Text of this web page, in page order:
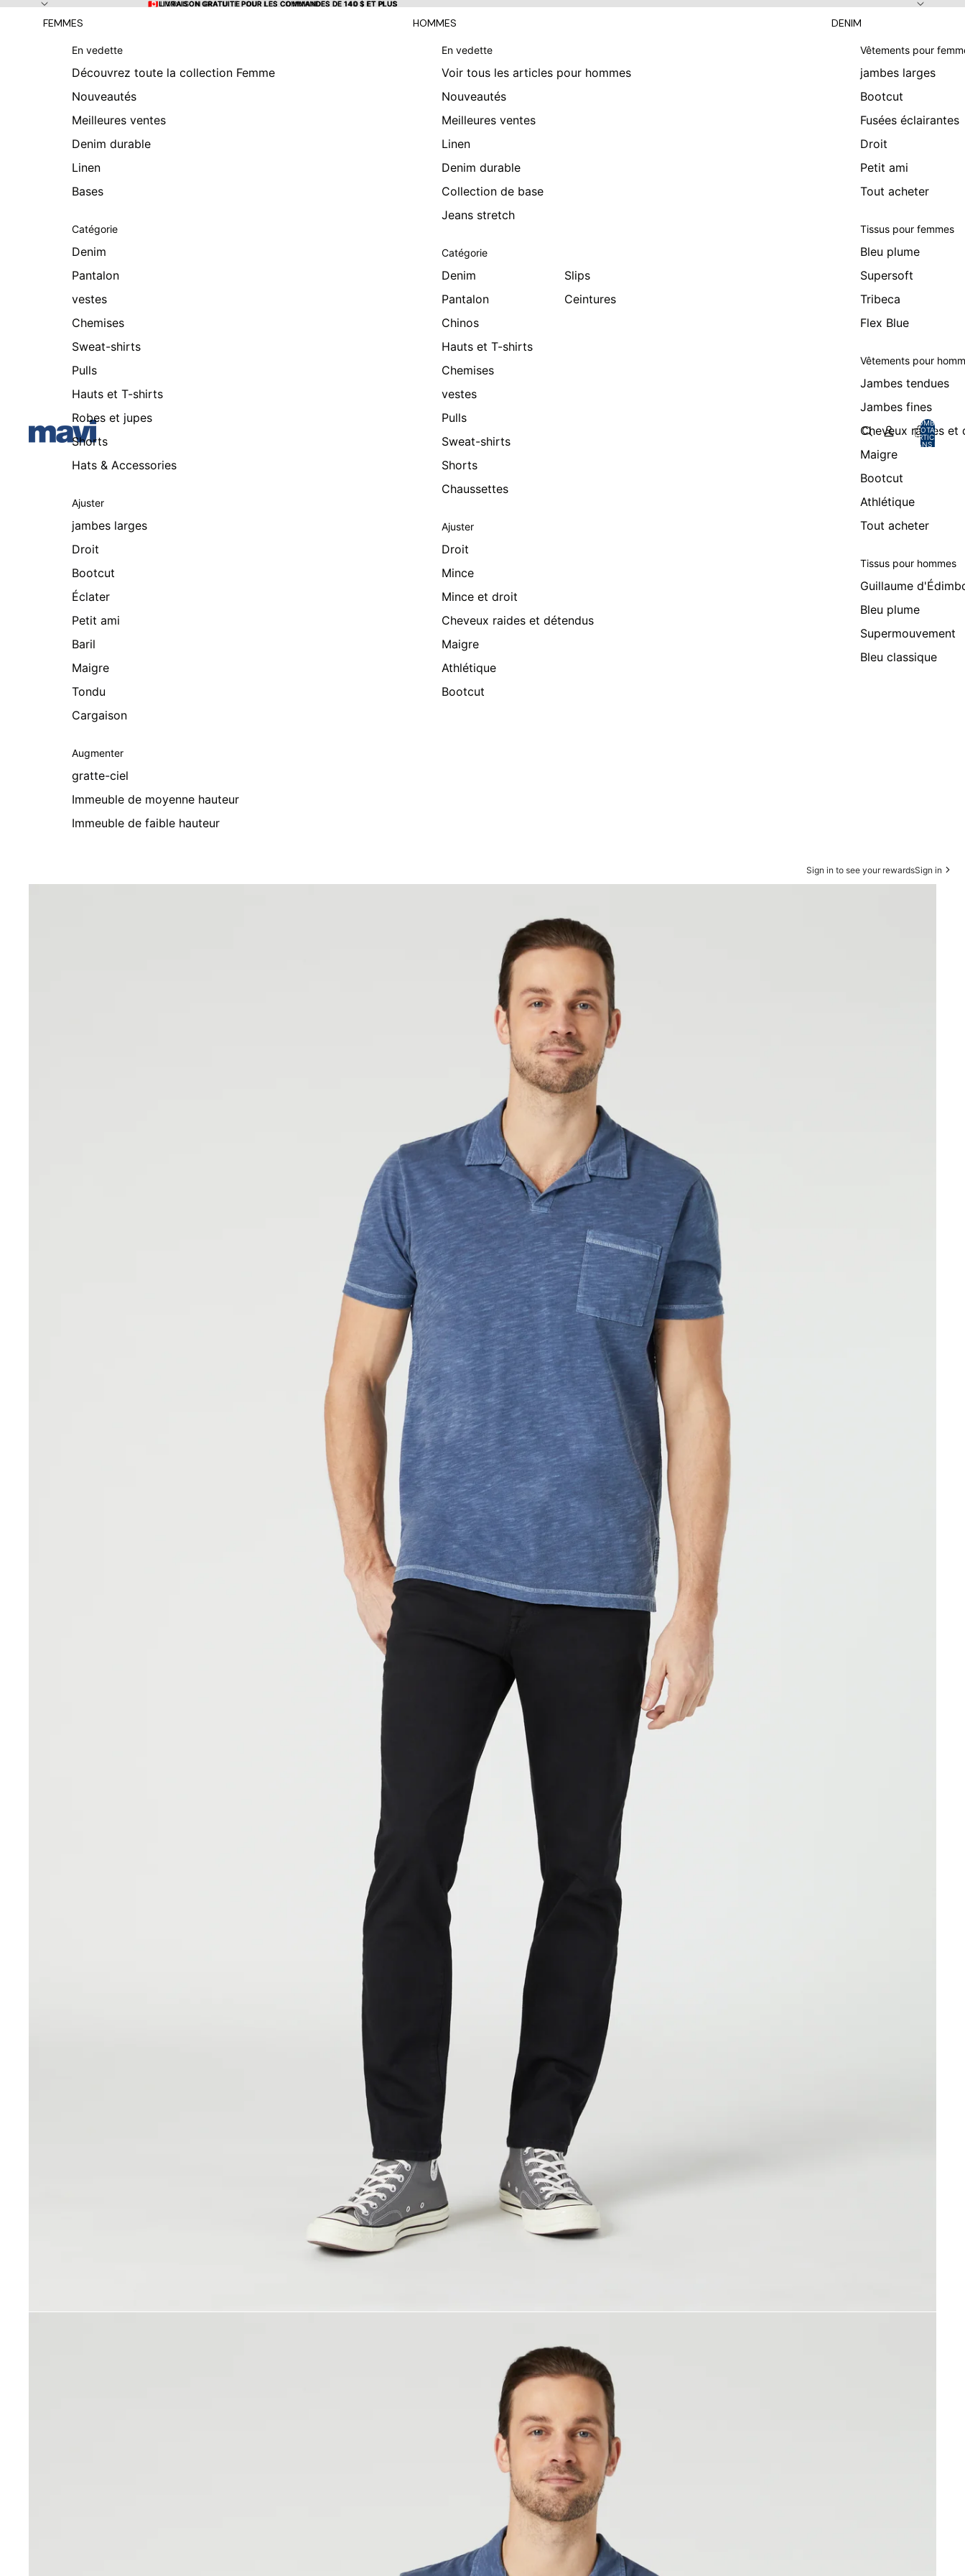
🇨🇦 LIVRAISON GRATUITE POUR LES COMMANDES DE 140 $ ET PLUS
🇨🇦 LIVRAISON GRATUITE POUR LES COMMANDES DE 140 $ ET PLUS
FEMMES
En vedette
Découvrez toute la collection Femme
Nouveautés
Meilleures ventes
Denim durable
Linen
Bases
Catégorie
Denim
Pantalon
vestes
Chemises
Sweat-shirts
Pulls
Hauts et T-shirts
Robes et jupes
Shorts
Hats & Accessories
Ajuster
jambes larges
Droit
Bootcut
Éclater
Petit ami
Baril
Maigre
Tondu
Cargaison
Augmenter
gratte-ciel
Immeuble de moyenne hauteur
Immeuble de faible hauteur
HOMMES
En vedette
Voir tous les articles pour hommes
Nouveautés
Meilleures ventes
Linen
Denim durable
Collection de base
Jeans stretch
Catégorie
Denim
Pantalon
Chinos
Hauts et T-shirts
Chemises
vestes
Pulls
Sweat-shirts
Shorts
Chaussettes
Slips
Ceintures
Ajuster
Droit
Mince
Mince et droit
Cheveux raides et détendus
Maigre
Athlétique
Bootcut
DENIM
Vêtements pour
jambes larges
Bootcut
Fusées éclairantes
Droit
Petit ami
Tout acheter
Tissus pour femmes
Bleu plume
Supersoft
Tribeca
Flex Blue
Vêtements pour
Jambes tendues
Jambes fines
Cheveux raides et
Maigre
Bootcut
Athlétique
Tout acheter
Tissus pour hommes
Guillaume
Bleu plume
Supermouvement
Bleu classique
NOMBRE
TOTAL
D’ARTICLES
DANS LE
Sign in to see your rewardsSign in
Passer aux informations sur le produit